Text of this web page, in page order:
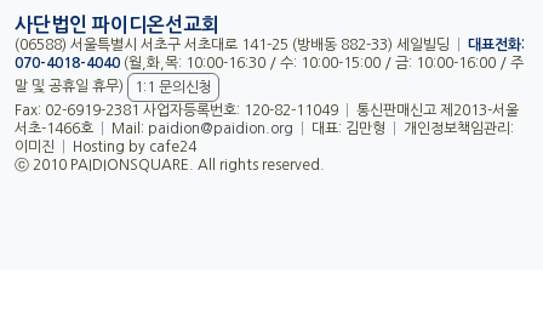
사단법인 파이디온선교회
(06588) 서울특별시 서초구 서초대로 141-25 (방배동 882-33) 세일빌딩
대표전화:
070-4018-4040 (월,화,목: 10:00-16:30 / 수: 10:00-15:00 / 금: 10:00-16:00 / 주
말 및 공휴일 휴무)
1:1 문의신청
Fax: 02-6919-2381 사업자등록번호: 120-82-11049
통신판매신고 제2013-서울
서초-1466호
Mail: paidion@paidion.org 대표: 김만형
개인정보책임관리:
이미진
Hosting by cafe24
ⓒ 2010 PAIDIONSQUARE. All rights reserved.